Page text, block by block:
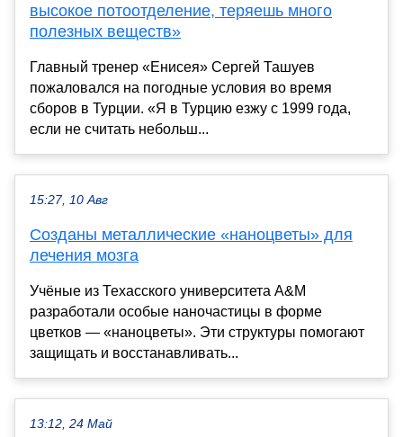
высокое потоотделение, теряешь много
полезных веществ»
Главный тренер «Енисея» Сергей Ташуев
пожаловался на погодные условия во время
сборов в Турции. «Я в Турцию езжу с 1999 года,
если не считать небольш...
15:27, 10 Авг
Созданы металлические «наноцветы» для
лечения мозга
Учёные из Техасского университета A&M
разработали особые наночастицы в форме
цветков — «наноцветы». Эти структуры помогают
защищать и восстанавливать...
13:12, 24 Май